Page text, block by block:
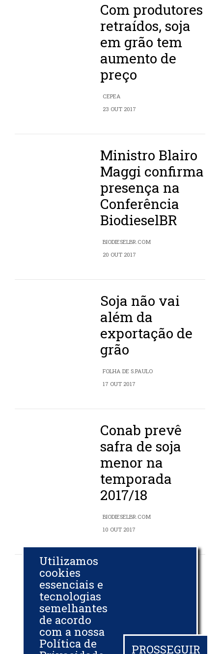
Com produtores
retraídos, soja
em grão tem
aumento de
preço
CEPEA
23 OUT 2017
Ministro Blairo
Maggi confirma
presença na
Conferência
BiodieselBR
BIODIESELBR.COM
20 OUT 2017
Soja não vai
além da
exportação de
grão
FOLHA DE S.PAULO
17 OUT 2017
Conab prevê
safra de soja
menor na
temporada
2017/18
BIODIESELBR.COM
10 OUT 2017
da safra
2017/2018
área prevista
Utilizamos
cookies
essenciais e
tecnologias
semelhantes
de acordo
com a nossa
Política de
PROSSEGUIR